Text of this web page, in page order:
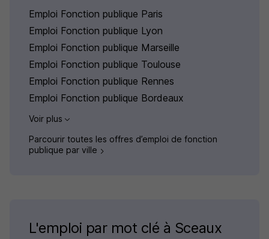
Emploi Fonction publique Paris
Emploi Fonction publique Lyon
Emploi Fonction publique Marseille
Emploi Fonction publique Toulouse
Emploi Fonction publique Rennes
Emploi Fonction publique Bordeaux
Voir plus
Parcourir toutes les offres d’emploi de fonction
publique par ville
L'emploi par mot clé à Sceaux